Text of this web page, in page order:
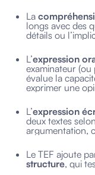
La
longs avec des
détails ou
L’expression
examinateur
évalue la
exprimer une
L’expression
deux textes
argumentation,
Le TEF ajoute
structure, qui